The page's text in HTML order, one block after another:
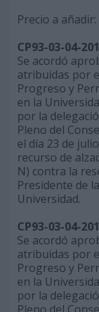
Precio a
CP93-03-04-
Se acordó
atribuidas por
Progreso y
en la
por la
Pleno del
el día 23 de
recurso de
N) contra la
Presidente de
Universidad.
CP93-03-04-
Se acordó
atribuidas por
Progreso y
en la
por la